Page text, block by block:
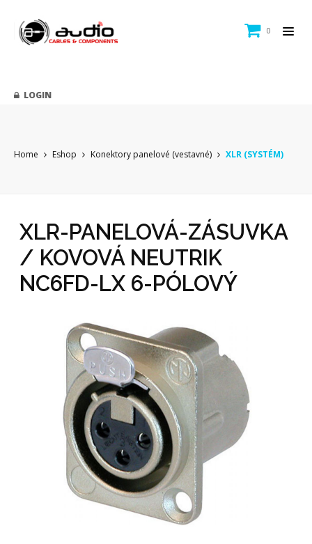
0
LOGIN
Home Eshop Konektory panelové (vestavné) XLR (SYSTÉM)
XLR-PANELOVÁ-ZÁSUVKA
/ KOVOVÁ NEUTRIK
NC6FD-LX 6-PÓLOVÝ